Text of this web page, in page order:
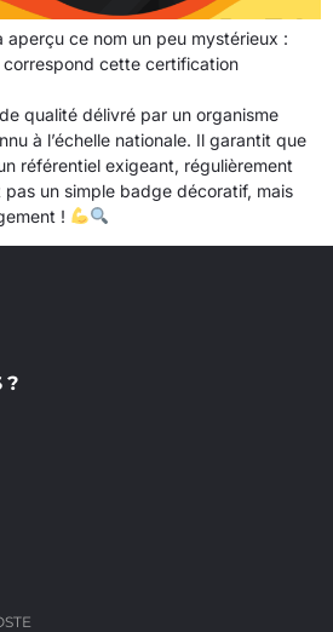
ce nom un peu mystérieux :
correspond cette certification
qualité délivré par un organisme
à l’échelle nationale. Il garantit que
référentiel exigeant, régulièrement
pas un simple badge décoratif, mais
!
?